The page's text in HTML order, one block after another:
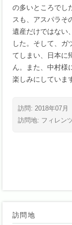
の多いところでし
スも、アスパラそ
遺産だけではない
した。そして、ガ
てしまい、日本に
ん。また、中村様
楽しみにしていま
訪問: 2018年07月
訪問地: フィレン
訪問地